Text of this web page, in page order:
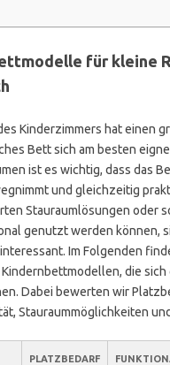
für kleine
Kinderzimmers hat einen
Bett sich am besten
ist es wichtig, dass das
und gleichzeitig
Stauraumlösungen oder
genutzt werden können,
Im Folgenden
die
Dabei bewerten wir
Stauraummöglichkeiten
PLATZBEDARF